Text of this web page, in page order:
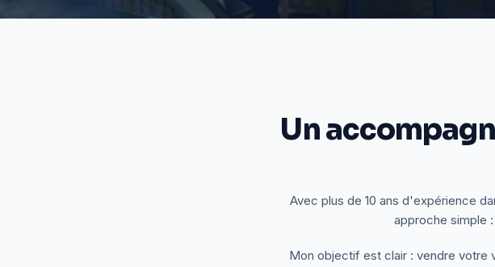
Un
Avec plus de 10 ans d'expérience
approche simple
Mon objectif est clair : vendre votre